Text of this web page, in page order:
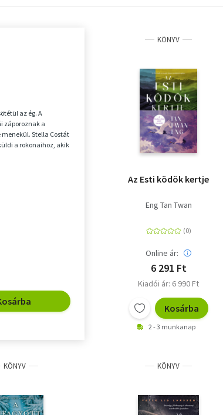
az ég. A
záporoznak a
Stella Costát
a rokonaihoz, akik
KÖNYV
Az Esti ködök kertje
Eng Tan Twan
Online ár:
6 291 Ft
Kiadói ár: 6 990 Ft
Kosárba
2 - 3 munkanap
KÖNYV KÖNYV